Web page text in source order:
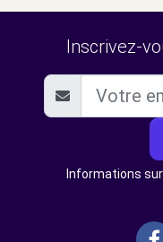
Inscrivez-
Informations